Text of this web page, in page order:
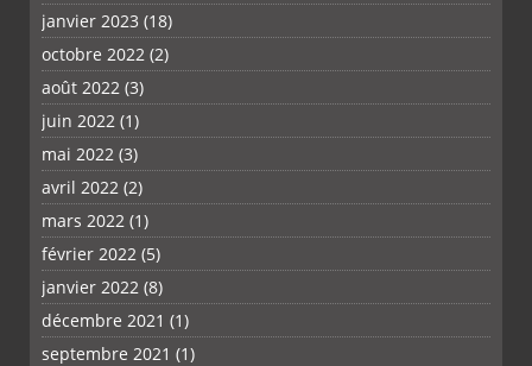
janvier 2023 (18)
octobre 2022 (2)
août 2022 (3)
juin 2022 (1)
mai 2022 (3)
avril 2022 (2)
mars 2022 (1)
février 2022 (5)
janvier 2022 (8)
décembre 2021 (1)
septembre 2021 (1)